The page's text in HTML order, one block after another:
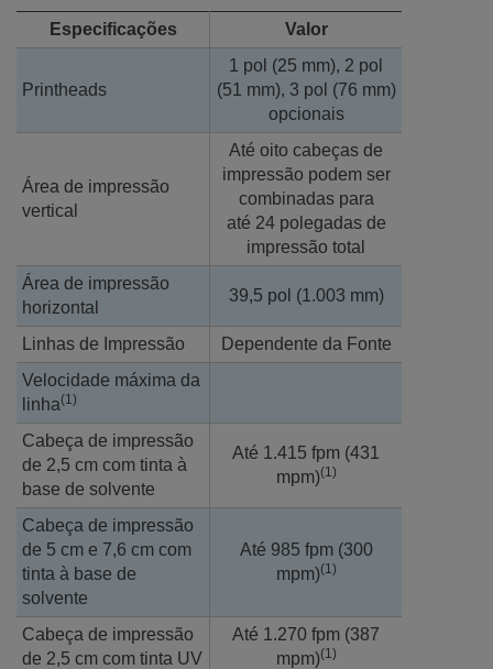
Especificações Valor
Printheads
1 pol (25 mm), 2 pol
(51 mm), 3 pol (76 mm)
opcionais
Área de impressão
vertical
Até oito cabeças de
impressão podem ser
combinadas para
até 24 polegadas de
impressão total
Área de impressão
horizontal
39,5 pol (1.003 mm)
Linhas de Impressão
Dependente da Fonte
Velocidade máxima da
linha(1)
Cabeça de impressão
de 2,5 cm com tinta à
base de solvente
Até 1.415 fpm (431
mpm)(1)
Cabeça de impressão
de 5 cm e 7,6 cm com
tinta à base de
solvente
Até 985 fpm (300
mpm)(1)
Cabeça de impressão
de 2,5 cm com tinta UV
Até 1.270 fpm (387
mpm)(1)